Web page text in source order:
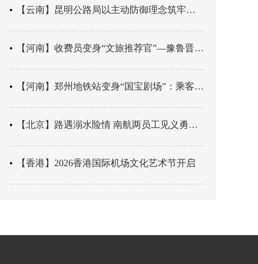
【云南】昆明公路局以主动防御理念筑牢汛期安全防线
【河南】收费员变身“文旅推荐官”—豫鲁晋四地市交旅融合让游客一下高速就“入戏”
【河南】郑州地铁站变身“国宝剧场”：乘客刚出车厢，就“入戏”千年
【北京】路遇溺水险情 南航两员工见义勇为科学施救
【香港】2026香港国际机场文化艺术节开启